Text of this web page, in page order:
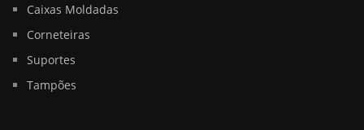
Caixas Moldadas
Corneteiras
Suportes
Tampões